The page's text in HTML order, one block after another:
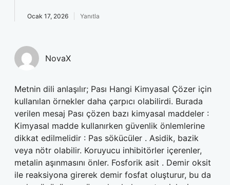
Ocak 17, 2026 Yanıtla
NovaX
Metnin dili anlaşılır; Pası Hangi Kimyasal Çözer için
kullanılan örnekler daha çarpıcı olabilirdi. Burada
verilen mesaj Pası çözen bazı kimyasal maddeler :
Kimyasal madde kullanırken güvenlik önlemlerine
dikkat edilmelidir : Pas sökücüler . Asidik, bazik
veya nötr olabilir. Koruyucu inhibitörler içerenler,
metalin aşınmasını önler. Fosforik asit . Demir oksit
ile reaksiyona girerek demir fosfat oluşturur, bu da